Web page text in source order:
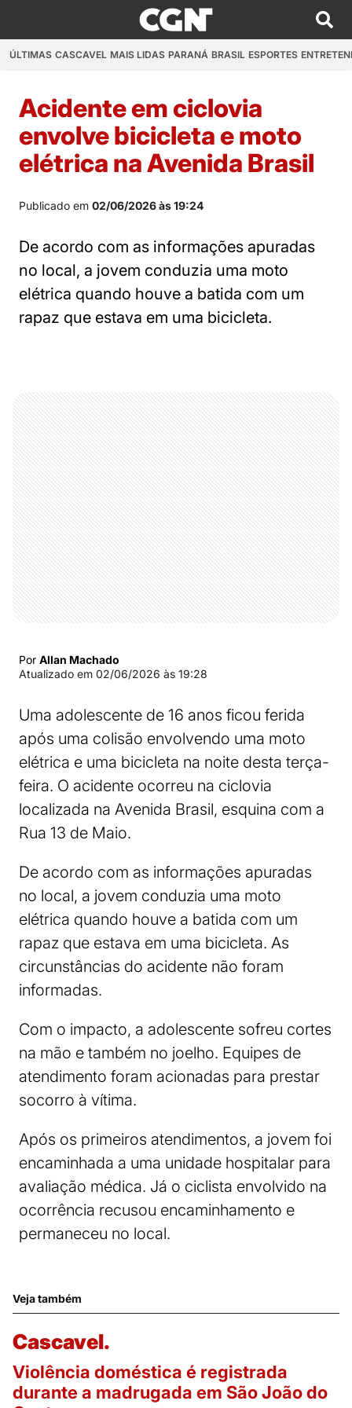
ÚLTIMAS CASCAVEL MAIS LIDAS PARANÁ BRASIL ESPORTES
Acidente em ciclovia
envolve bicicleta e moto
elétrica na Avenida Brasil
Publicado em 02/06/2026 às 19:24
De acordo com as informações apuradas
no local, a jovem conduzia uma moto
elétrica quando houve a batida com um
rapaz que estava em uma bicicleta.
Por Allan Machado
Atualizado em 02/06/2026 às 19:28
Uma adolescente de 16 anos ficou ferida
após uma colisão envolvendo uma moto
elétrica e uma bicicleta na noite desta terça-
feira. O acidente ocorreu na ciclovia
localizada na Avenida Brasil, esquina com a
Rua 13 de Maio.
De acordo com as informações apuradas
no local, a jovem conduzia uma moto
elétrica quando houve a batida com um
rapaz que estava em uma bicicleta. As
circunstâncias do acidente não foram
informadas.
Com o impacto, a adolescente sofreu cortes
na mão e também no joelho. Equipes de
atendimento foram acionadas para prestar
socorro à vítima.
Após os primeiros atendimentos, a jovem foi
encaminhada a uma unidade hospitalar para
avaliação médica. Já o ciclista envolvido na
ocorrência recusou encaminhamento e
permaneceu no local.
Veja também
Cascavel.
Violência doméstica é registrada
durante a madrugada em São João do